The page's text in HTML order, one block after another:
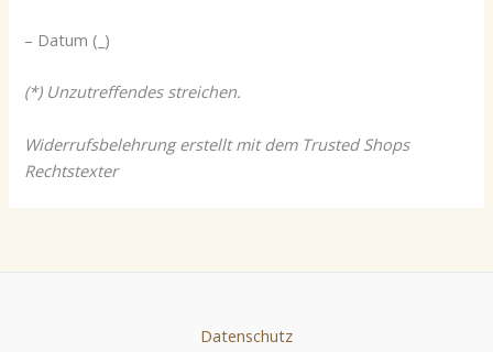
– Datum (_)
(*) Unzutreffendes streichen.
Widerrufsbelehrung erstellt mit dem Trusted Shops
Rechtstexter
Datenschutz